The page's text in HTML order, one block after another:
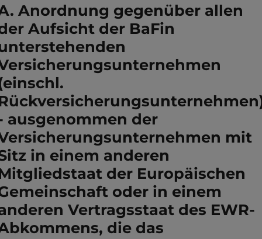
Anordnung gegenüber allen
Aufsicht der BaFin
ausgenommen der
mit
in einem anderen
der Europäischen
oder in einem
Vertragsstaat des EWR-
die das